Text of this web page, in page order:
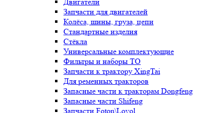
Запчасти для двигателей
Колёса, шины, груза, цепи
Стандартные изделия
Стёкла
Универсальные комплектующие
Фильтры и наборы ТО
Запчасти к трактору XingTai
Для ременных тракторов
Запасные части к тракторам Dongfeng
Запасные части Shifeng
Запчасти Foton\Lovol